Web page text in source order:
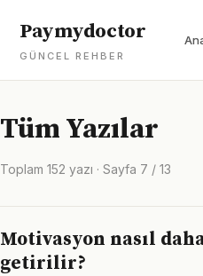
Paymydoctor
GÜNCEL REHBER
Tüm Yazılar
Toplam 152 yazı · Sayfa 7 / 13
Motivasyon nasıl
getirilir?